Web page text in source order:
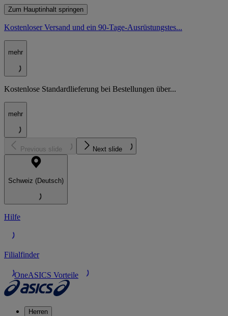
Zum Hauptinhalt springen
Kostenloser Versand und ein 90-Tage-Ausrüstungstes...
mehr
Kostenlose Standardlieferung bei Bestellungen über...
mehr
Previous slide Next slide
Schweiz (Deutsch)
Hilfe
Filialfinder
OneASICS Vorteile
Herren